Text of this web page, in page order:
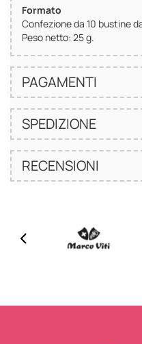
Formato
Confezione da 10 bustine
Peso netto: 25 g.
PAGAMENTI
SPEDIZIONE
RECENSIONI